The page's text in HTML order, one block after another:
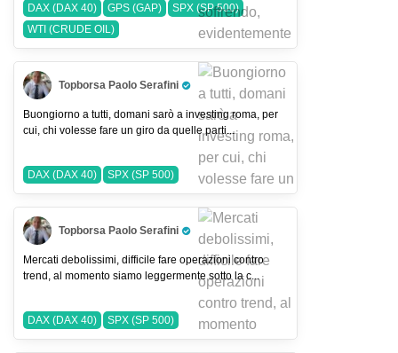
DAX (DAX 40)
GPS (GAP)
SPX (SP 500)
WTI (CRUDE OIL)
Topborsa Paolo Serafini
Pro Trader
Buongiorno a tutti, domani sarò a investing roma, per
cui, chi volesse fare un giro da quelle parti...
DAX (DAX 40) SPX (SP 500)
Topborsa Paolo Serafini
Pro Trader
Mercati debolissimi, difficile fare operazioni contro
trend, al momento siamo leggermente sotto la c...
DAX (DAX 40) SPX (SP 500)